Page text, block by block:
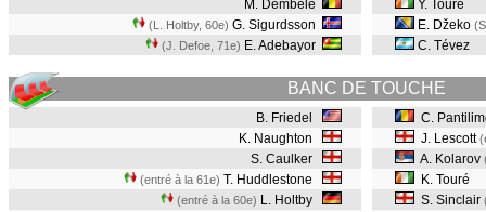
M. Dembélé
(L. Holtby, 60e) G. Sigurdsson
(J. Defoe, 71e) E. Adebayor
Y. Touré
E. Džeko
C. Tévez
BANC DE TOUCHE
B. Friedel
K. Naughton
S. Caulker
(entré à la 61e) T. Huddlestone
(entré à la 60e) L. Holtby
C.
J. Lescott
A. Kolarov
K. Touré
S. Sinclair